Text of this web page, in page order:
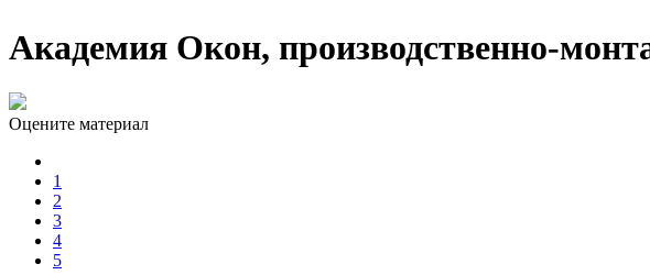
Академия Окон, производственно-
Оцените материал
1
2
3
4
5